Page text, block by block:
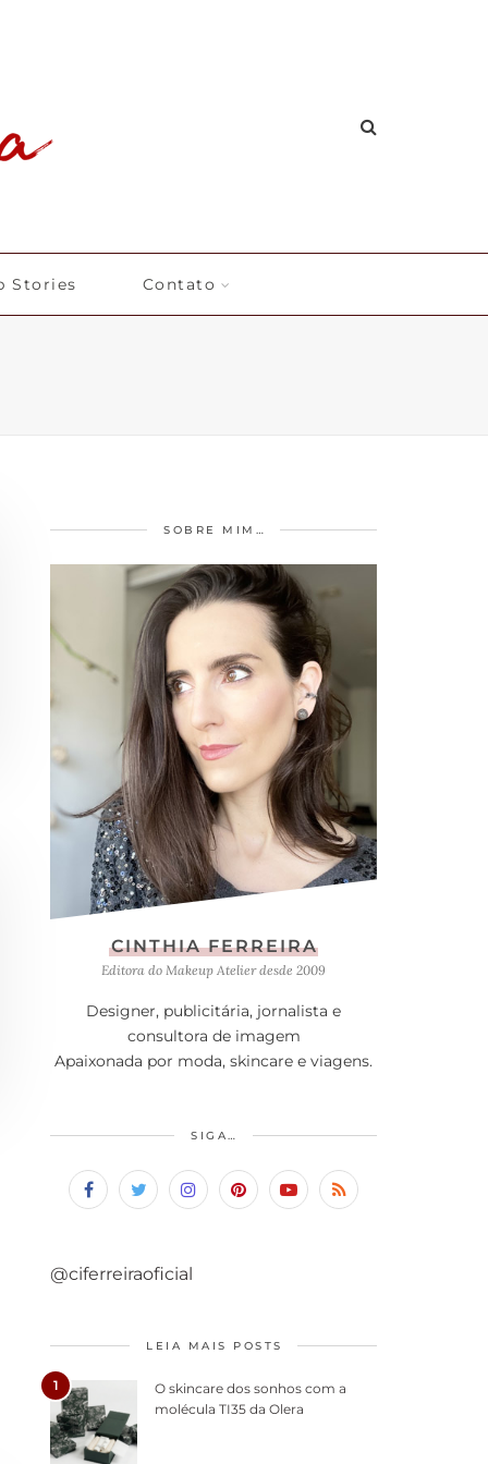
Stories Contato
SOBRE MIM…
CINTHIA FERREIRA
Editora do Makeup Atelier desde 2009
Designer, publicitária, jornalista e
consultora de imagem
Apaixonada por moda, skincare e viagens.
SIGA…
@ciferreiraoficial
LEIA MAIS POSTS
1
O skincare dos sonhos com a
molécula TI35 da Olera